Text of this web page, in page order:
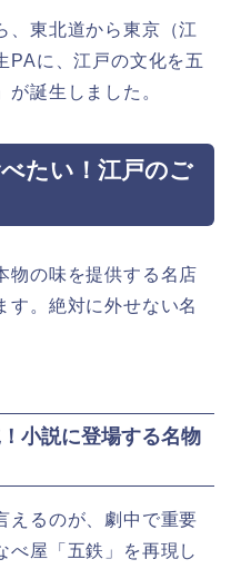
、東北道から東京（江
PAに、江戸の文化を五
誕生しました。
たい！江戸のご
物の味を提供する名店
す。絶対に外せない名
小説に登場する名物
えるのが、劇中で重要
べ屋「五鉄」を再現し